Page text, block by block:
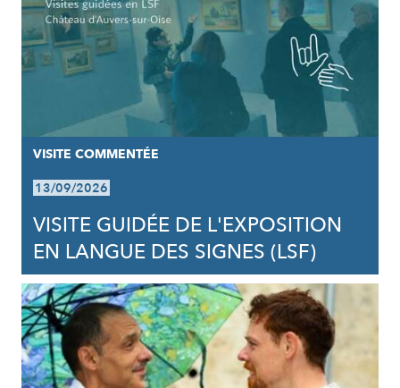
VISITE COMMENTÉE
13/09/2026
VISITE GUIDÉE DE L'EXPOSITION
EN LANGUE DES SIGNES (LSF)